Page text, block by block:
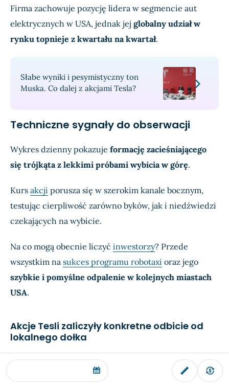
Firma zachowuje pozycję lidera w segmencie aut
elektrycznych w USA, jednak jej globalny udział w
rynku topnieje z kwartału na kwartał.
Słabe wyniki i pesymistyczny ton
Muska. Co dalej z akcjami Tesla?
Techniczne sygnały do obserwacji
Wykres dzienny pokazuje formację zacieśniającego
się trójkąta z lekkimi próbami wybicia w górę.
Kurs akcji porusza się w szerokim kanale bocznym,
testując cierpliwość zarówno byków, jak i niedźwiedzi
czekających na wybicie.
Na co mogą obecnie liczyć inwestorzy? Przede
wszystkim na sukces programu robotaxi oraz jego
szybkie i pomyślne odpalenie w kolejnych miastach
USA.
Akcje Tesli zaliczyły konkretne odbicie od
lokalnego dołka